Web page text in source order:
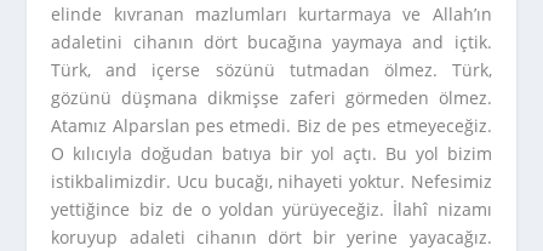
elinde kıvranan mazlumları kurtarmaya ve Allah’ın
adaletini cihanın dört bucağına yaymaya and içtik.
Türk, and içerse sözünü tutmadan ölmez. Türk,
gözünü düşmana dikmişse zaferi görmeden ölmez.
Atamız Alparslan pes etmedi. Biz de pes etmeyeceğiz.
O kılıcıyla doğudan batıya bir yol açtı. Bu yol bizim
istikbalimizdir. Ucu bucağı, nihayeti yoktur. Nefesimiz
yettiğince biz de o yoldan yürüyeceğiz. İlahî nizamı
koruyup adaleti cihanın dört bir yerine yayacağız.